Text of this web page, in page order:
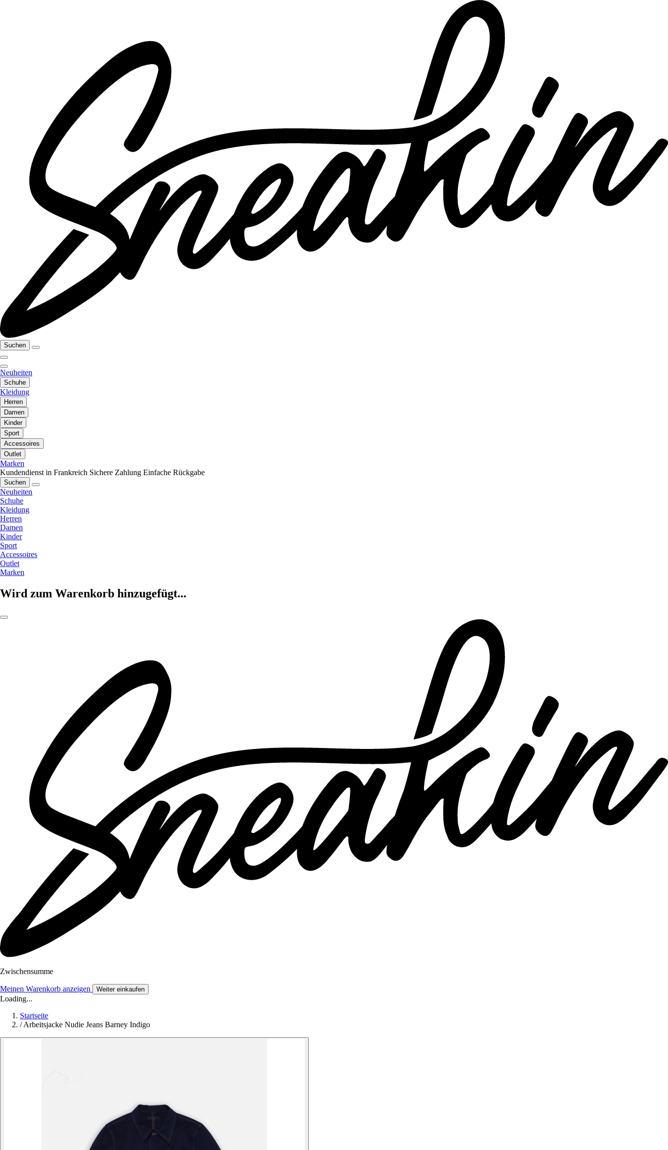
Suchen
Neuheiten
Schuhe
Kleidung
Herren
Damen
Kinder
Sport
Accessoires
Outlet
Marken
Kundendienst in Frankreich Sichere Zahlung Einfache Rückgabe
Suchen
Neuheiten
Schuhe
Kleidung
Herren
Damen
Kinder
Sport
Accessoires
Outlet
Marken
Wird zum Warenkorb hinzugefügt...
Zwischensumme
Meinen Warenkorb anzeigen Weiter einkaufen
Loading...
Startseite
/ Arbeitsjacke Nudie Jeans Barney Indigo